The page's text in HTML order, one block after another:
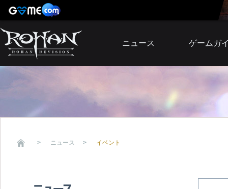
ニュース
アップデート
ゲームガ
ニュース イベント